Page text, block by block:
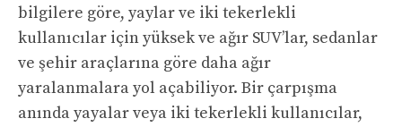
bilgilere göre, yaylar ve iki tekerlekli
kullanıcılar için yüksek ve ağır SUV’lar, sedanlar
ve şehir araçlarına göre daha ağır
yaralanmalara yol açabiliyor. Bir çarpışma
anında yayalar veya iki tekerlekli kullanıcılar,